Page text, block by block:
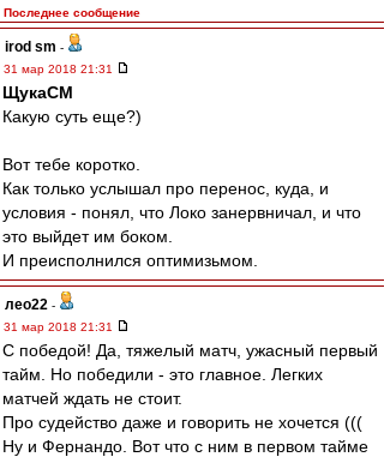
Последнее сообщение
irod sm -
31 мар 2018 21:31
ЩукаСМ
Какую суть еще?)
Вот тебе коротко.
Как только услышал про перенос, куда, и
условия - понял, что Локо занервничал, и что
это выйдет им боком.
И преисполнился оптимизьмом.
лео22 -
31 мар 2018 21:31
С победой! Да, тяжелый матч, ужасный первый
тайм. Но победили - это главное. Легких
матчей ждать не стоит.
Про судейство даже и говорить не хочется (((
Ну и Фернандо. Вот что с ним в первом тайме